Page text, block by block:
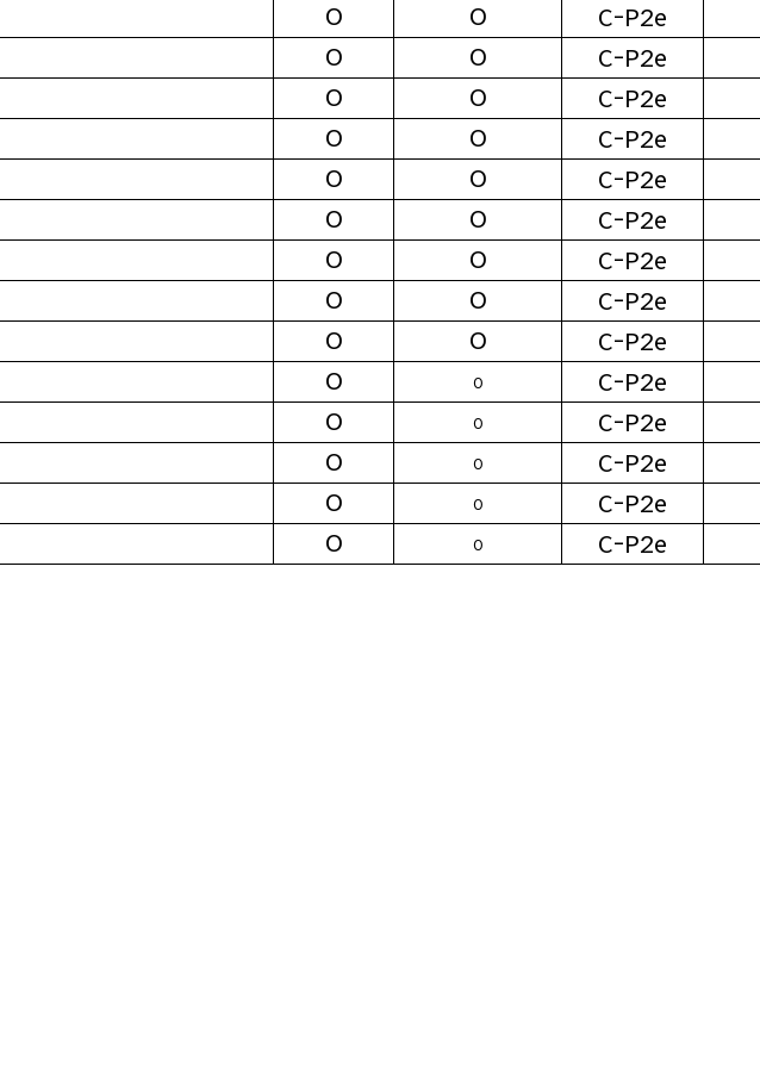
O O C-P2e
O O C-P2e
O O C-P2e
O O C-P2e
O O C-P2e
O O C-P2e
O O C-P2e
O O C-P2e
O O C-P2e
O O C-P2e
O O C-P2e
O O C-P2e
O O C-P2e
O O C-P2e